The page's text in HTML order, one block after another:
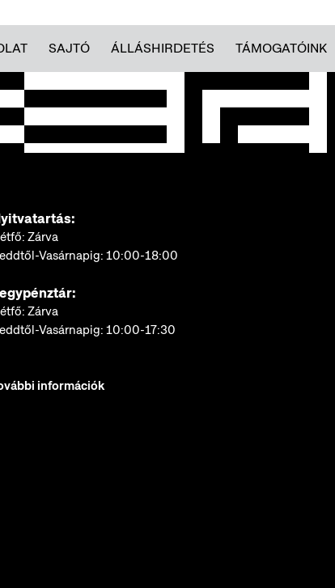
SAJTÓ ÁLLÁSHIRDETÉS TÁMOGATÓINK
Zárva
Vasárnapig: 10:00-18:00
Zárva
Vasárnapig: 10:00-17:30
információk